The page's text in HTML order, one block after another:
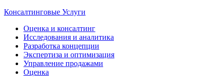
Консалтинговые Услуги
Оценка и консалтинг
Исследования и аналитика
Разработка концепции
Экспертиза и оптимизация
Управление продажами
Оценка